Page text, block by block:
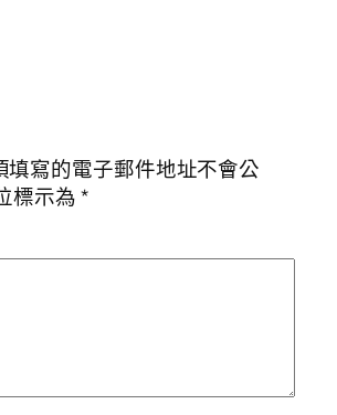
填寫的電子郵件地址不會公
標示為*